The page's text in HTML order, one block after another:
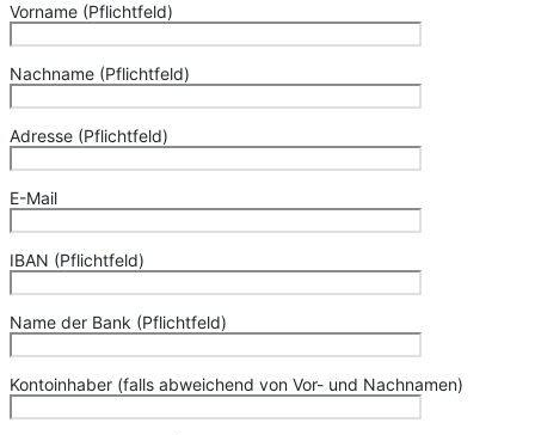
Vorname (Pflichtfeld)
Nachname (Pflichtfeld)
Adresse (Pflichtfeld)
E-Mail
IBAN (Pflichtfeld)
Name der Bank (Pflichtfeld)
Kontoinhaber (falls abweichend von Vor- und Nachnamen)